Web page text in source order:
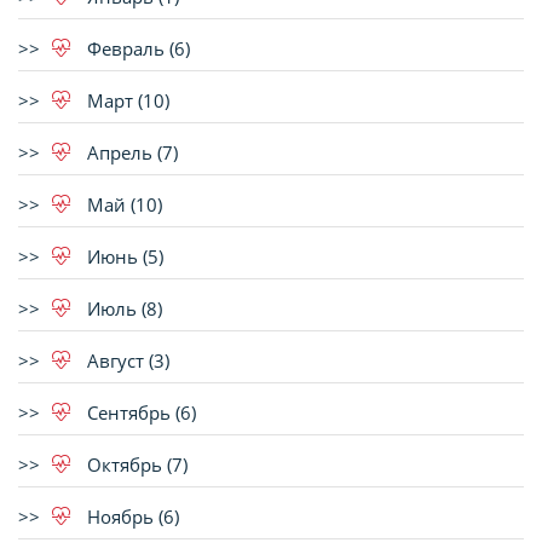
Февраль (6)
Март (10)
Апрель (7)
Май (10)
Июнь (5)
Июль (8)
Август (3)
Сентябрь (6)
Октябрь (7)
Ноябрь (6)